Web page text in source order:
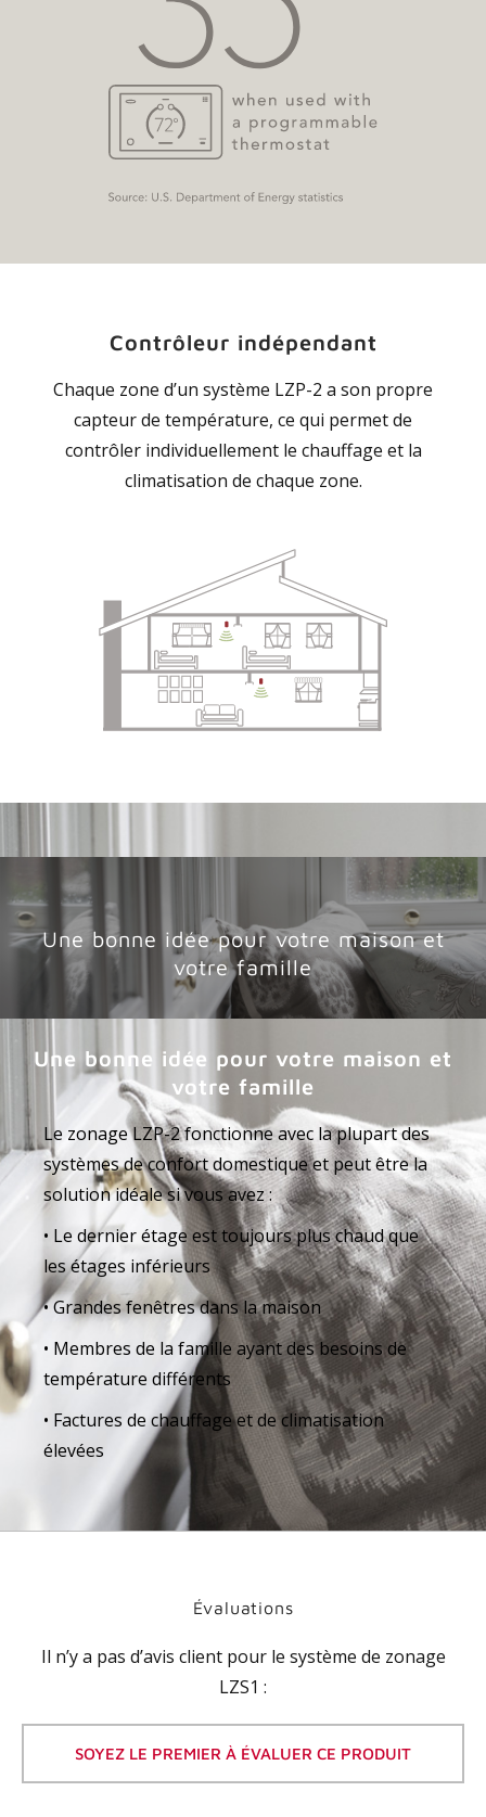
Contrôleur indépendant
Chaque zone d’un système LZP-2 a son propre
capteur de température, ce qui permet de
contrôler individuellement le chauffage et la
climatisation de chaque zone.
Une bonne idée pour votre maison et
votre famille
Une bonne idée pour votre maison et
votre famille
Le zonage LZP-2 fonctionne avec la plupart des
systèmes de confort domestique et peut être la
solution idéale si vous avez :
• Le dernier étage est toujours plus chaud que
les étages inférieurs
• Grandes fenêtres dans la maison
• Membres de la famille ayant des besoins de
température différents
• Factures de chauffage et de climatisation
élevées
Évaluations
Il n’y a pas d’avis client pour le système de zonage
LZS1 :
SOYEZ LE PREMIER À ÉVALUER CE PRODUIT